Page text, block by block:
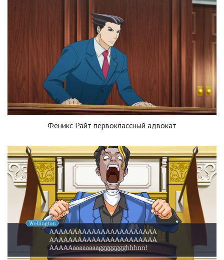
Феникс Райт первоклассный адвокат